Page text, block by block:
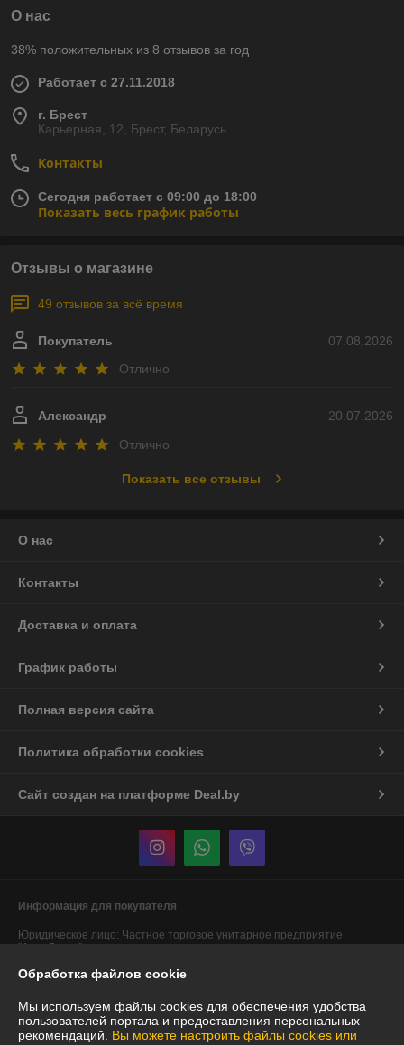
О нас
38% положительных из 8 отзывов за год
Работает с 27.11.2018
г. Брест
Карьерная, 12, Брест, Беларусь
Контакты
Сегодня работает с 09:00 до 18:00
Показать весь график работы
Отзывы о магазине
49 отзывов за всё время
07.08.2026
Покупатель
Отлично
20.07.2026
Александр
Отлично
Показать все отзывы
О нас
Контакты
Доставка и оплата
График работы
Полная версия сайта
Политика обработки cookies
Сайт создан на платформе Deal.by
Информация для покупателя
Юридическое лицо: Частное торговое унитарное предприятие
"АннаДекор"
УНП: 290487319
Обработка файлов cookie
Мы используем файлы cookies для обеспечения удобства
пользователей портала и предоставления персональных
рекомендаций. Вы можете настроить файлы cookies или